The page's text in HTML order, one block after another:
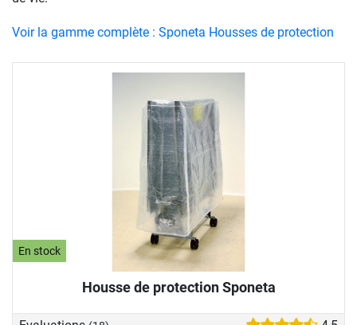
En stock
Housse de protection Sponeta
Voir la gamme complète : Sponeta Housses de protection